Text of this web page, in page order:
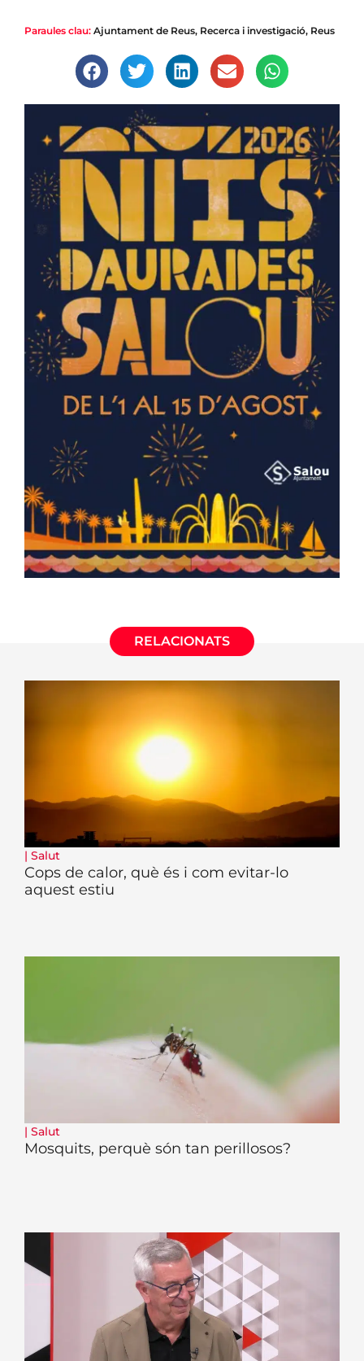
Paraules clau: Ajuntament de Reus, Recerca i investigació, Reus
RELACIONATS
| Salut
Cops de calor, què és i com evitar-lo
aquest estiu
| Salut
Mosquits, perquè són tan perillosos?